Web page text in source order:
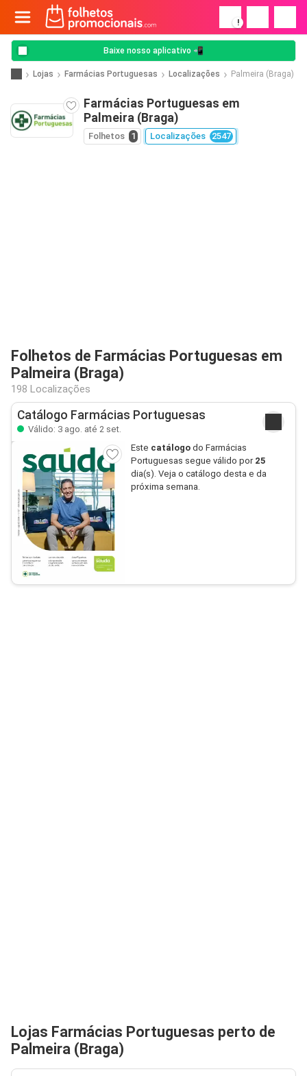
!
Baixe nosso aplicativo 📲
Lojas Farmácias Portuguesas Localizações Palmeira (Braga)
Farmácias Portuguesas em
Palmeira (Braga)
Folhetos 1 Localizações 2547
Folhetos de Farmácias Portuguesas em
Palmeira (Braga)
198 Localizações
Catálogo Farmácias Portuguesas
Válido: 3 ago. até 2 set.
Este catálogodo Farmácias
Portuguesas segue válido por 25
dia(s). Veja o catálogo desta e da
próxima semana.
Lojas Farmácias Portuguesas perto de
Palmeira (Braga)